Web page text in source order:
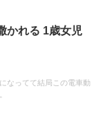
かれる 1歳女児
なってて結局この電車動